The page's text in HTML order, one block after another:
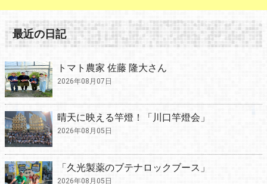
最近の日記
トマト農家 佐藤 隆大さん
2026年08月07日
晴天に映える竿燈！「川口竿燈会」
2026年08月05日
「久光製薬のブテナロックブース」
2026年08月05日